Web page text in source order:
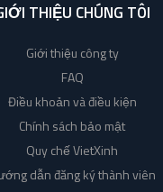
THIỆU CHÚNG TÔI
Giới thiệu công ty
FAQ
Điều khoản và điều kiện
Chính sách bảo mật
Quy chế VietXinh
dẫn đăng ký thành viên